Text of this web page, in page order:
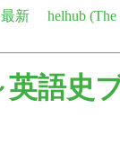
最新
helhub
英語史